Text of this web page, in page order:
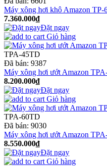
Máy xông hơi khô Amazon TP-
7.360.000₫
Đặt ngay
Giỏ hàng
TPA-45TD
Đã bán: 9387
Máy xông hơi ướt Amazon
8.200.000₫
Đặt ngay
Giỏ hàng
TPA-60TD
Đã bán: 9030
Máy xông hơi ướt Amazon
8.550.000₫
Đặt ngay
Giỏ hàng